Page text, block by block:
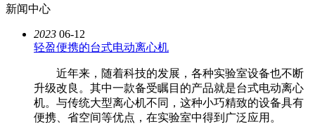
新闻中心
2023 06-12
轻盈便携的台式电动离心机
近年来，随着科技的发展，各种实验室设备也不断
升级改良。其中一款备受瞩目的产品就是台式电动离心
机。与传统大型离心机不同，这种小巧精致的设备具有
便携、省空间等优点，在实验室中得到广泛应用。